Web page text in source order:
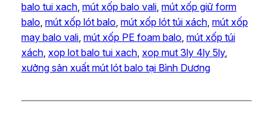
balo tui xach, mút xốp balo vali, mút xốp giữ form
balo, mút xốp lót balo, mút xốp lót túi xách, mút xốp
may balo vali, mút xốp PE foam balo, mút xốp túi
xách, xop lot balo tui xach, xop mut 3ly 4ly 5ly
xưởng sản xuất mút lót balo tại Bình Dương